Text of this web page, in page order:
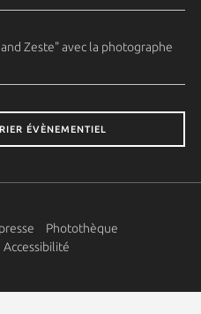
Zeste" avec la photographe
ÉVÈNEMENTIEL
Photothèque
Accessibilité